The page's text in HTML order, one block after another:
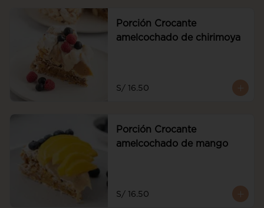
Porción Crocante
amelcochado de chirimoya
S/ 16.50
Porción Crocante
amelcochado de mango
S/ 16.50